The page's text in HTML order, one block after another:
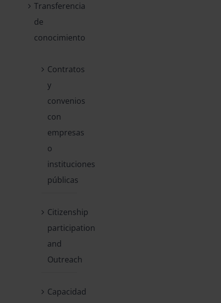
Transferencia
de
conocimiento
Contratos
y
convenios
con
empresas
o
instituciones
públicas
Citizenship
participation
and
Outreach
Capacidad